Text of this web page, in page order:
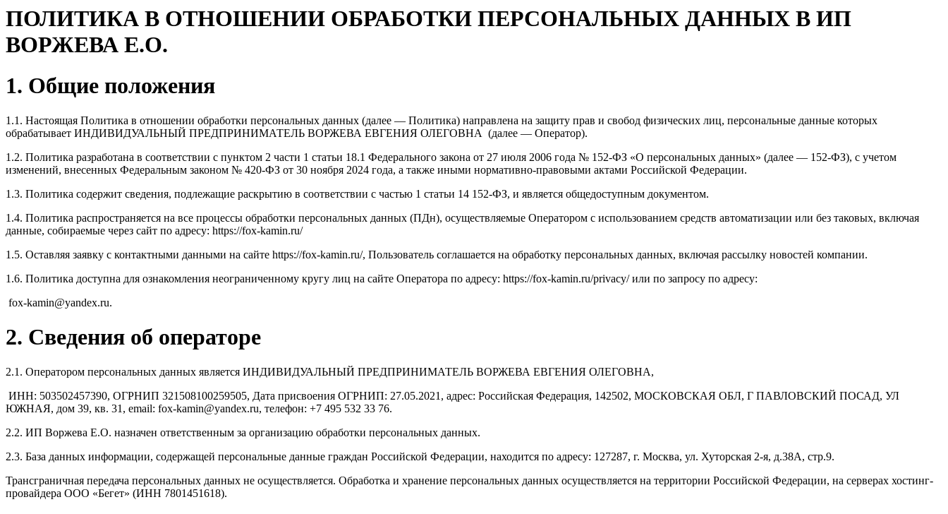
ПОЛИТИКА В ОТНОШЕНИИ ОБРАБОТКИ ПЕРСОНАЛЬНЫХ ДАННЫХ В ИП
ВОРЖЕВА Е.О.
1. Общие положения
1.1. Настоящая Политика в отношении обработки персональных данных (далее — Политика) направлена на защиту прав и свобод физических лиц, персональные данные которых
обрабатывает ИНДИВИДУАЛЬНЫЙ ПРЕДПРИНИМАТЕЛЬ ВОРЖЕВА ЕВГЕНИЯ ОЛЕГОВНА (далее — Оператор).
1.2. Политика разработана в соответствии с пунктом 2 части 1 статьи 18.1 Федерального закона от 27 июля 2006 года № 152-ФЗ «О персональных данных» (далее — 152-ФЗ), с учетом
изменений, внесенных Федеральным законом № 420-ФЗ от 30 ноября 2024 года, а также иными нормативно-правовыми актами Российской Федерации.
1.3. Политика содержит сведения, подлежащие раскрытию в соответствии с частью 1 статьи 14 152-ФЗ, и является общедоступным документом.
1.4. Политика распространяется на все процессы обработки персональных данных (ПДн), осуществляемые Оператором с использованием средств автоматизации или без таковых, включая
данные, собираемые через сайт по адресу: https://fox-kamin.ru/
1.5. Оставляя заявку с контактными данными на сайте https://fox-kamin.ru/, Пользователь соглашается на обработку персональных данных, включая рассылку новостей компании.
1.6. Политика доступна для ознакомления неограниченному кругу лиц на сайте Оператора по адресу: https://fox-kamin.ru/privacy/ или по запросу по адресу:
fox-kamin@yandex.ru.
2. Сведения об операторе
2.1. Оператором персональных данных является ИНДИВИДУАЛЬНЫЙ ПРЕДПРИНИМАТЕЛЬ ВОРЖЕВА ЕВГЕНИЯ ОЛЕГОВНА,
ИНН: 503502457390, ОГРНИП 321508100259505, Дата присвоения ОГРНИП: 27.05.2021, адрес: Российская Федерация, 142502, МОСКОВСКАЯ ОБЛ, Г ПАВЛОВСКИЙ ПОСАД, УЛ
ЮЖНАЯ, дом 39, кв. 31, email: fox-kamin@yandex.ru, телефон: +7 495 532 33 76.
2.2. ИП Воржева Е.О. назначен ответственным за организацию обработки персональных данных.
2.3. База данных информации, содержащей персональные данные граждан Российской Федерации, находится по адресу: 127287, г. Москва, ул. Хуторская 2-я, д.38А, стр.9.
Трансграничная передача персональных данных не осуществляется. Обработка и хранение персональных данных осуществляется на территории Российской Федерации, на серверах хостинг-
провайдера ООО «Бегет» (ИНН 7801451618).